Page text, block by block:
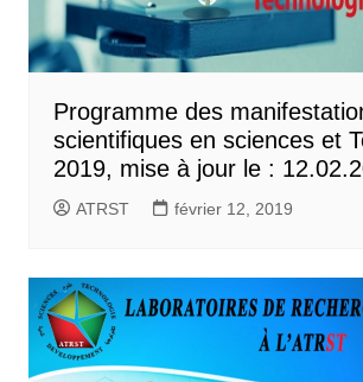
Programme des
scientifiques en sciences et
2019, mise à jour le :
ATRST février 12, 2019